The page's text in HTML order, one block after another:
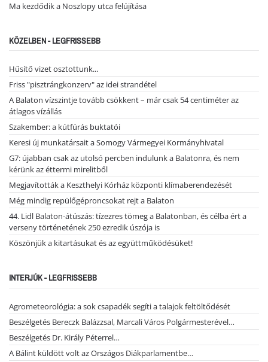
Ma kezdődik a Noszlopy utca felújítása
KÖZELBEN - LEGFRISSEBB
Hűsítő vizet osztottunk...
Friss "pisztrángkonzerv" az idei strandétel
A Balaton vízszintje tovább csökkent – már csak 54 centiméter az
átlagos vízállás
Szakember: a kútfúrás buktatói
Keresi új munkatársait a Somogy Vármegyei Kormányhivatal
G7: újabban csak az utolsó percben indulunk a Balatonra, és nem
kérünk az éttermi mirelitből
Megjavították a Keszthelyi Kórház központi klímaberendezését
Még mindig repülőgéproncsokat rejt a Balaton
44. Lidl Balaton-átúszás: tízezres tömeg a Balatonban, és célba ért a
verseny történetének 250 ezredik úszója is
Köszönjük a kitartásukat és az együttműködésüket!
INTERJÚK - LEGFRISSEBB
Agrometeorológia: a sok csapadék segíti a talajok feltöltődését
Beszélgetés Bereczk Balázzsal, Marcali Város Polgármesterével…
Beszélgetés Dr. Király Péterrel…
A Bálint küldött volt az Országos Diákparlamentbe…